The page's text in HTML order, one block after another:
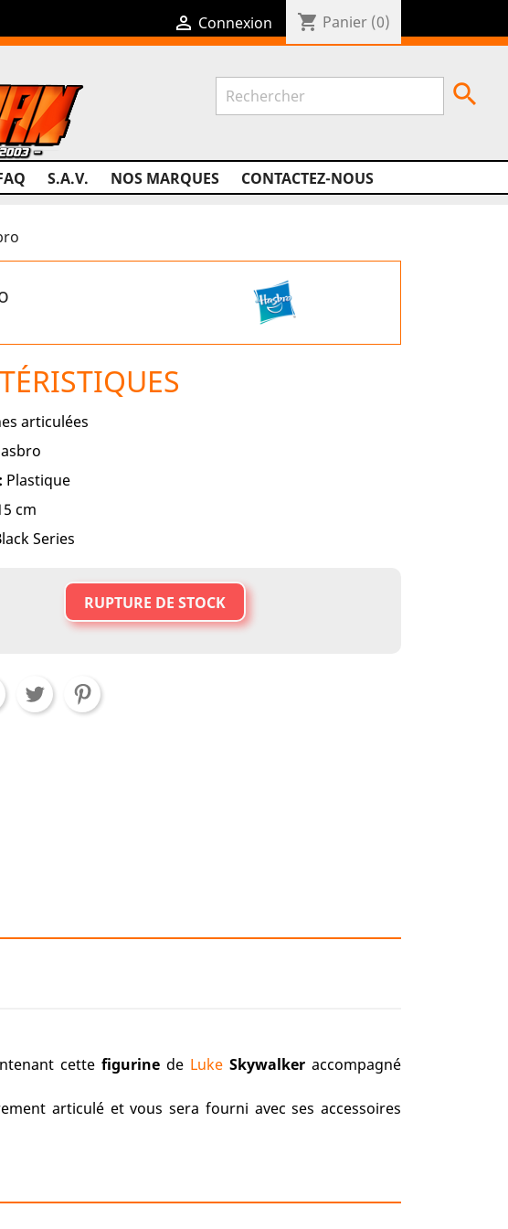
 Connexion shopping_cart Panier (0)
S.A.V. NOS MARQUES CONTACTEZ-NOUS

articulées
Plastique
cm
Series
RUPTURE DE STOCK
cette figurine de Luke Skywalker accompagné
articulé et vous sera fourni avec ses accessoires